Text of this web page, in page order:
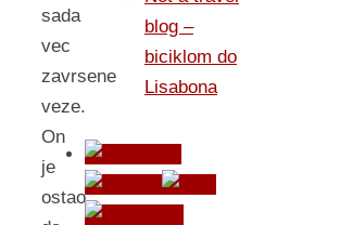
sada
vec
zavrsene
veze.
On
je
ostao
blog –
biciklom do
Lisabona